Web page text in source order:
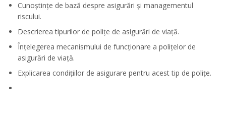
Cunoștințe de bază despre asigurări și managementul
riscului.
Descrierea tipurilor de polițe de asigurări de viață.
Înțelegerea mecanismului de funcționare a polițelor de
asigurări de viață.
Explicarea condițiilor de asigurare pentru acest tip de polițe.